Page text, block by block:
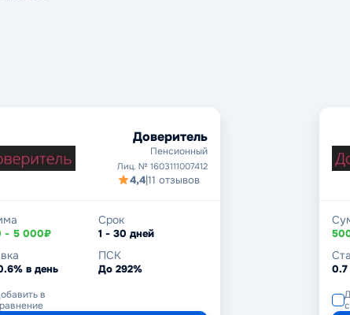
Доверитель
Пенсионный
Лиц. № 1603111007412
4,4|11 отзывов
- 5 000₽
Срок
1 - 30 дней
в день
ПСК
До 292%
в
0.7